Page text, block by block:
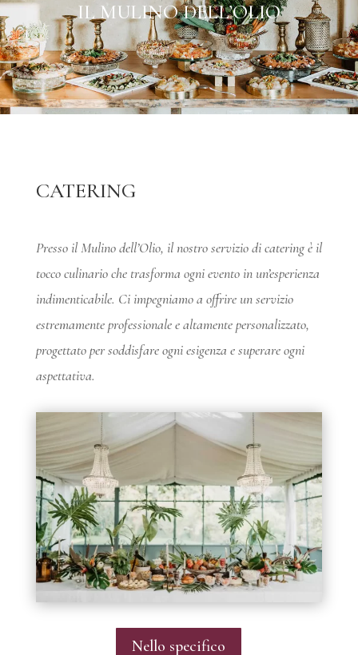
IL MULINO DELL’OLIO
CATERING
Presso il Mulino dell’Olio, il nostro servizio di catering è il
tocco culinario che trasforma ogni evento in un’esperienza
indimenticabile. Ci impegniamo a offrire un servizio
estremamente professionale e altamente personalizzato,
progettato per soddisfare ogni esigenza e superare ogni
aspettativa.
Nello specifico